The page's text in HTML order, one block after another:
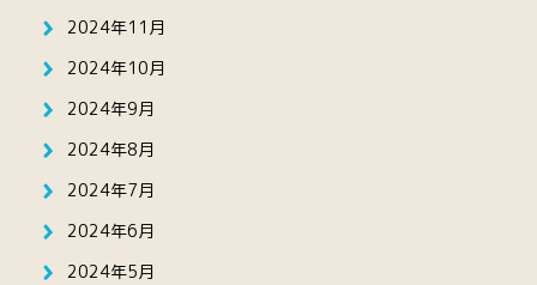
2024年11月
2024年10月
2024年9月
2024年8月
2024年7月
2024年6月
2024年5月